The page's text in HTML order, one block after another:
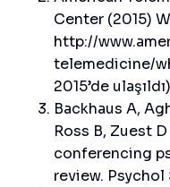
Center (2015)
http://
telemedicine/
2015’de
Backhaus A,
Ross B, Zuest
conferencing
review. Psychol